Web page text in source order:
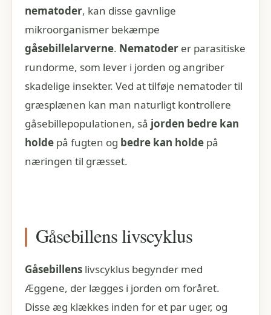
nematoder, kan disse gavnlige
mikroorganismer bekæmpe
gåsebillelarverne. Nematoderer parasitiske
rundorme, som lever i jorden og angriber
skadelige insekter. Ved at tilføje nematoder til
græsplænen kan man naturligt kontrollere
gåsebillepopulationen, så jorden bedre kan
holdepå fugten og bedre kan holdepå
næringen til græsset.
Gåsebillens livscyklus
Gåsebillenslivscyklus begynder med
Æggene, der lægges i jorden om foråret.
Disse æg klækkes inden for et par uger, og